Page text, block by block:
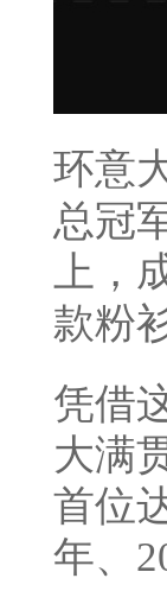
环意
总冠
上，
款粉
凭借
大满
首位
年、